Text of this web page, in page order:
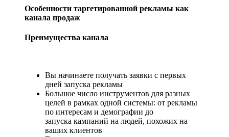
Осо­бен­но­сти тар­ге­ти­ро­ван­ной рекла­мы как
кана­ла продаж
Преимущества канала
Вы начинаете получать заявки с первых
дней запуска рекламы
Большое число инструментов для разных
целей в рамках одной системы: от рекламы
по интересам и демографии до
запуска кампаний на людей, похожих на
ваших клиентов